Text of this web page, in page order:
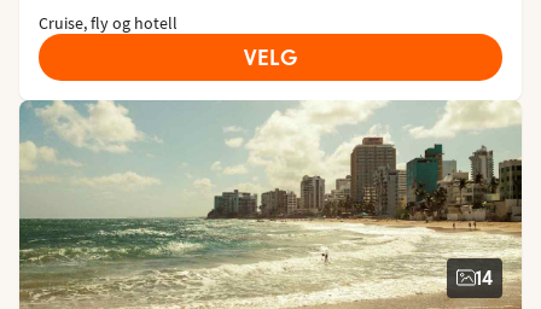
Cruise, fly og hotell
VELG
14